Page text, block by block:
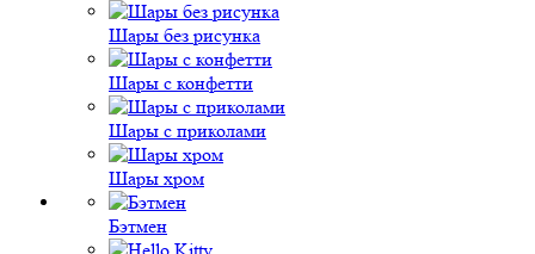
Шары без рисунка
Шары с конфетти
Шары с приколами
Шары хром
Бэтмен